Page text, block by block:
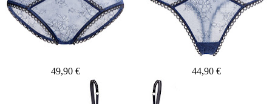
49,90 € 44,90 €